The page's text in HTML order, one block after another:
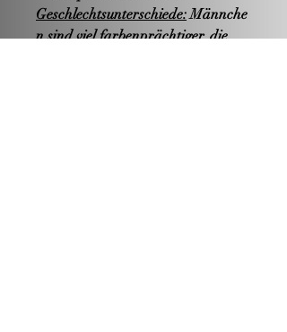
Geschlechtsunterschiede:Männche
n sind viel farbenprächtiger, die